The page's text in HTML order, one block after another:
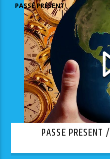
PASSÉ PRÉSENT
PASSÉ